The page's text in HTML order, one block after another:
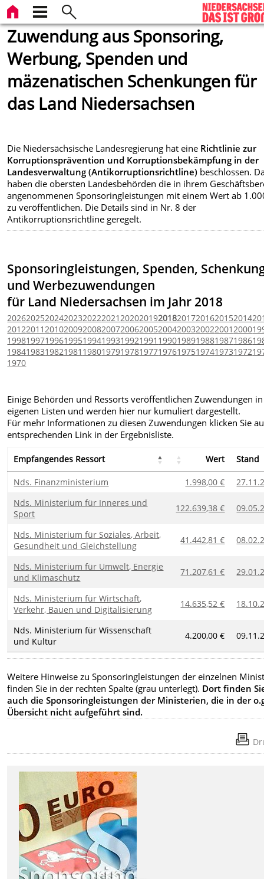
Zuwendung aus Sponsoring,
Werbung, Spenden und
mäzenatischen Schenkungen für
das Land Niedersachsen
Die Niedersächsische Landesregierung hat eine Richtlinie zur
Korruptionsprävention und Korruptionsbekämpfung in der
Landesverwaltung (Antikorruptionsrichtline) beschlossen.
haben die obersten Landesbehörden die in ihrem
angenommenen Sponsoringleistungen mit einem Wert ab
zu veröffentlichen. Die Details sind in Nr. 8 der
Antikorruptionsrichtline geregelt.
Sponsoringleistungen, Spenden,
und Werbezuwendungen
für Land Niedersachsen im Jahr 2018
2026202520242023202220212020201920182017201620152014
2012201120102009200820072006200520042003200220012000
19981997199619951994199319921991 19901989198819871986
1984198319821981 198019791978197719761975197419731972
1970
Einige Behörden und Ressorts veröffentlichen Zuwendungen in
eigenen Listen und werden hier nur kumuliert dargestellt.
Für mehr Informationen zu diesen Zuwendungen klicken Sie
entsprechenden Link in der Ergebnisliste.
Empfangendes Ressort Wert Stand
Nds. Finanzministerium 1.998,00 €
Nds. Ministerium für Inneres und
Sport
122.639,38 €
Nds. Ministerium für Soziales, Arbeit,
Gesundheit und Gleichstellung
41.442,81 €
Nds. Ministerium für Umwelt, Energie
und Klimaschutz
71.207,61 €
Nds. Ministerium für Wirtschaft,
Verkehr, Bauen und Digitalisierung
14.635,52 €
Nds. Ministerium für Wissenschaft
und Kultur
4.200,00 €
Weitere Hinweise zu Sponsoringleistungen der einzelnen
finden Sie in der rechten Spalte (grau unterlegt). Dort finden
auch die Sponsoringleistungen der Ministerien, die in der
Übersicht nicht aufgeführt sind.